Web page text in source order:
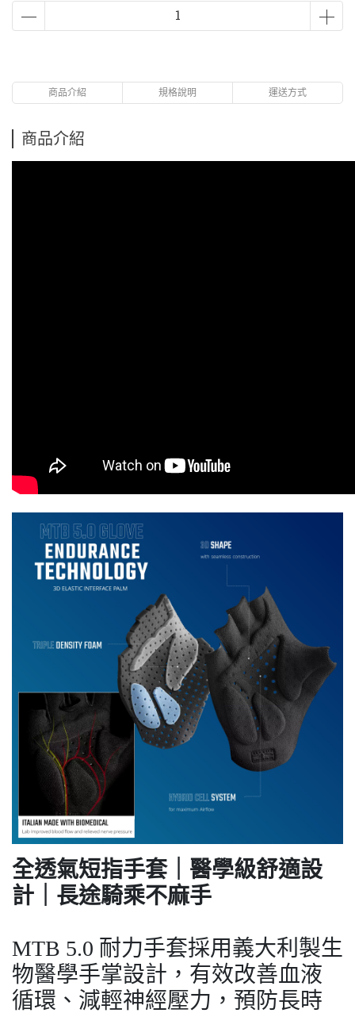
商品介紹 規格說明 運送方式
商品介紹
全透氣短指手套｜醫學級舒適設
計｜長途騎乘不麻手
MTB 5.0 耐力手套採用義大利製生
物醫學手掌設計，有效改善血液
循環、減輕神經壓力，預防長時